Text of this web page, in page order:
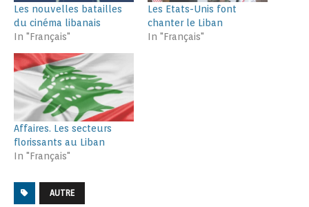
Les nouvelles batailles
du cinéma libanais
In "Français"
Les Etats-Unis font
chanter le Liban
In "Français"
Affaires. Les secteurs
florissants au Liban
In "Français"
AUTRE